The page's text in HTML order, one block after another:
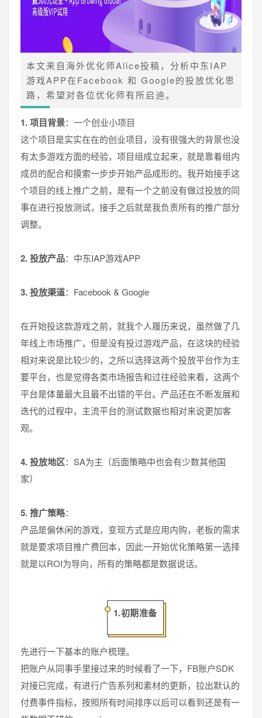
本文来自海外优化师Alice投稿，分析中东IAP
游戏APP在Facebook 和 Google的投放优化思
路，希望对各位优化师有所启迪。
1. 项目背景：一个创业小项目
这个项目是实实在在的创业项目，没有很强大的背景也没
有太多游戏方面的经验，项目组成立起来，就是靠着组内
成员的配合和摸索一步步开始产品成形的。我开始接手这
个项目的线上推广之前，是有一个之前没有做过投放的同
事在进行投放测试，接手之后就是我负责所有的推广部分
调整。
2. 投放产品：中东IAP游戏APP
3. 投放渠道：Facebook & Google
在开始投这款游戏之前，就我个人履历来说，虽然做了几
年线上市场推广，但是没有投过游戏产品，在这块的经验
相对来说是比较少的，之所以选择这两个投放平台作为主
要平台，也是觉得各类市场报告和过往经验来看，这两个
平台是体量最大且最不出错的平台。产品还在不断发展和
迭代的过程中，主流平台的测试数据也相对来说更加客
观。
4. 投放地区：SA为主（后面策略中也会有少数其他国
家）
5. 推广策略：
产品是偏休闲的游戏，变现方式是应用内购，老板的需求
就是要求项目推广费回本，因此一开始优化策略第一选择
就是以ROI为导向，所有的策略都是数据说话。
1.初期准备
先进行一下基本的账户梳理。
把账户从同事手里接过来的时候看了一下，FB账户SDK
对接已完成，有进行广告系列和素材的更新，拉出默认的
付费事件指标，按照所有时间排序以后可以看到还是有一